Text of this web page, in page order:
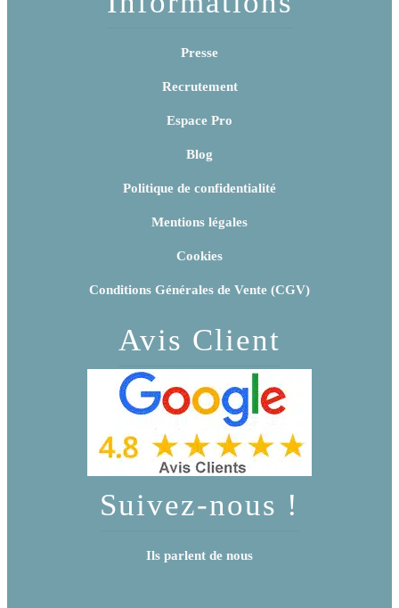
Presse
Recrutement
Espace Pro
Blog
Politique de confidentialité
Mentions légales
Cookies
Conditions Générales de Vente (CGV)
Avis Client
Suivez-nous !
Ils parlent de nous